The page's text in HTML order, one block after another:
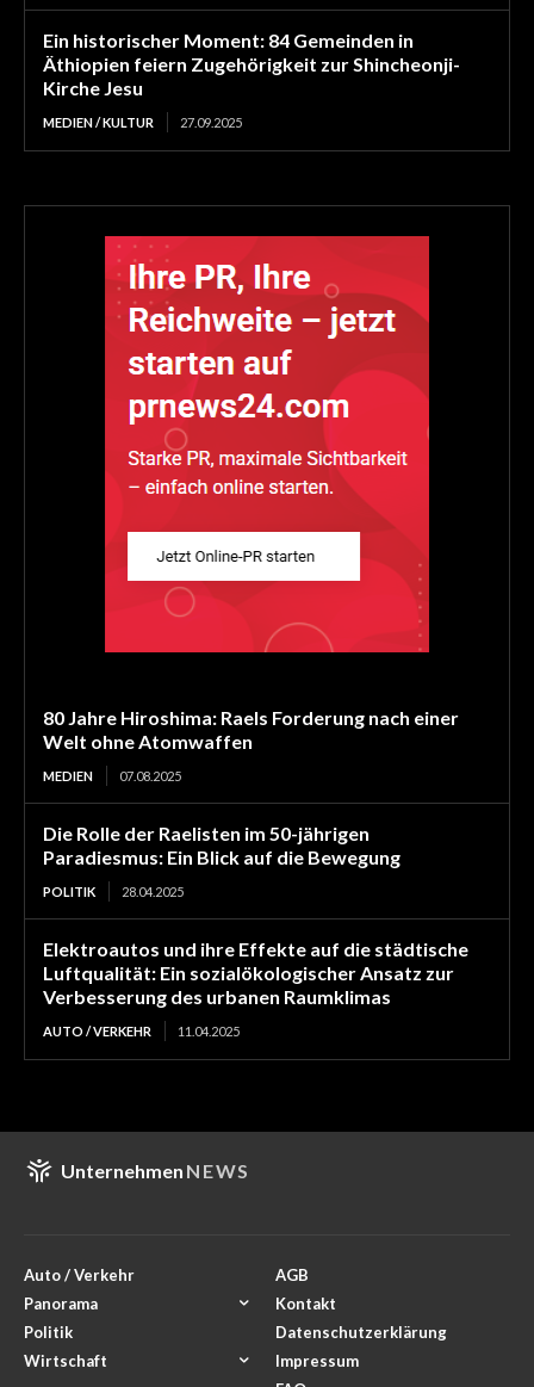
Ein historischer Moment: 84 Gemeinden in
Äthiopien feiern Zugehörigkeit zur Shincheonji-
Kirche Jesu
MEDIEN / KULTUR 27.09.2025
80 Jahre Hiroshima: Raels Forderung nach einer
Welt ohne Atomwaffen
MEDIEN 07.08.2025
Die Rolle der Raelisten im 50-jährigen
Paradiesmus: Ein Blick auf die Bewegung
POLITIK 28.04.2025
Elektroautos und ihre Effekte auf die städtische
Luftqualität: Ein sozialökologischer Ansatz zur
Verbesserung des urbanen Raumklimas
AUTO / VERKEHR 11.04.2025
Unternehmen NEWS
Auto / Verkehr
Panorama
Politik
Wirtschaft
AGB
Kontakt
Datenschutzerklärung
Impressum